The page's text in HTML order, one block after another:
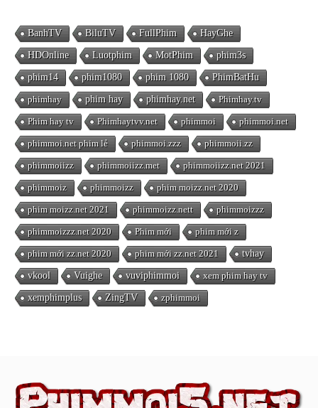
BanhTV BiluTV FullPhim HayGhe
HDOnline Luotphim MotPhim phim3s
phim14 phim1080 phim 1080 PhimBatHu
phimhay phim hay phimhay.net Phimhay.tv
Phim hay tv Phimhaytvv.net phimmoi phimmoi.net
phimmoi.net phim lẻ phimmoi.zzz phimmoii.zz
phimmoiizz phimmoiizz.met phimmoiizz.net 2021
phimmoiz phimmoizz phim moizz.net 2020
phim moizz.net 2021 phimmoizz.nett phimmoizzz
phimmoizzz.net 2020 Phim mới phim mới z
phim mới zz.net 2020 phim mới zz.net 2021 tvhay
vkool Vuighe vuviphimmoi xem phim hay tv
xemphimplus ZingTV zphimmoi